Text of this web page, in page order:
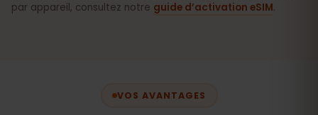
par appareil, consultez notre guide d’activation eSIM.
VOS AVANTAGES